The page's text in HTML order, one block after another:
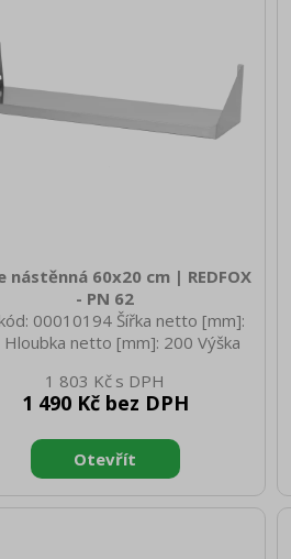
nástěnná 60x20 cm | REDFOX
- PN 62
00010194 Šířka netto [mm]:
Hloubka netto [mm]: 200 Výška
Šířka brutto [mm]: 610 Hloubka
[mm]: 210 Výška brutto [mm]:
AISI 430
1 803 Kč
1 490 Kč bez DPH